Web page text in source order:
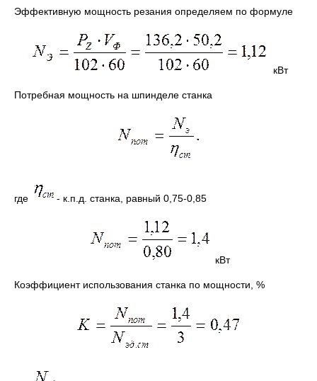
Эффективную мощность резания определяем по формуле
кВт
Потребная мощность на шпинделе станка
где - к.п.д. станка, равный 0,75-0,85
кВт
Коэффициент использования станка по мощности, %